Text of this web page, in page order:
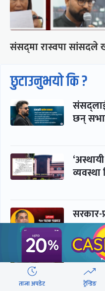
संसद्‍मा रास्वपा सांसदले
छुटाउनुभयो कि ?
संसद्लाई
छन्
व्यवस्था
सरकार-
पक्राउ,
क्षेत्र
ताजा अपडेट ट्रेन्डिङ